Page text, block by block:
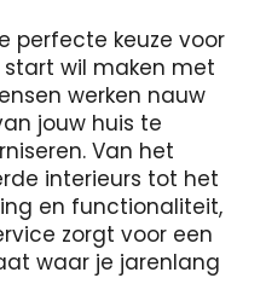
perfecte keuze voor
wil maken met
werken nauw
jouw huis te
Van het
interieurs tot het
en functionaliteit,
zorgt voor een
waar je jarenlang